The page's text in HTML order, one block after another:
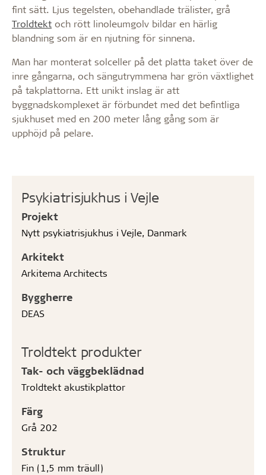
Psykiatrisjukhus i Vejle
Projekt
Nytt psykiatrisjukhus i Vejle, Danmark
Arkitekt
Arkitema Architects
Byggherre
DEAS
Troldtekt produkter
Tak- och väggbeklädnad
Troldtekt akustikplattor
Färg
Grå 202
Struktur
Fin (1,5 mm träull)
fint sätt. Ljus tegelsten, obehandlade trälister, grå
Troldtekt och rött linoleumgolv bildar en härlig
blandning som är en njutning för sinnena.
Man har monterat solceller på det platta taket över de
inre gångarna, och sängutrymmena har grön växtlighet
på takplattorna. Ett unikt inslag är att
byggnadskomplexet är förbundet med det befintliga
sjukhuset med en 200 meter lång gång som är
upphöjd på pelare.